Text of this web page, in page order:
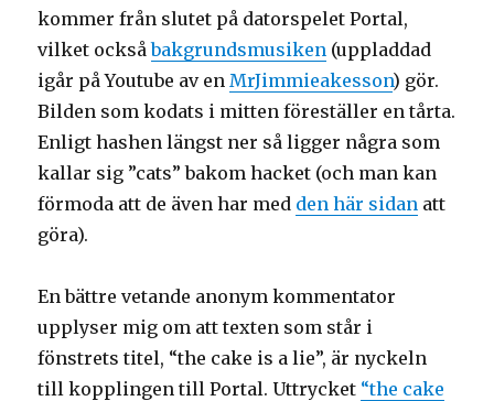
kommer från slutet på datorspelet Portal,
vilket ocksåbakgrundsmusiken (uppladdad
igår på Youtube av enMrJimmieakesson) gör.
Bilden som kodats i mitten föreställer en tårta.
Enligt hashen längst ner så ligger några som
kallar sig ”cats” bakom hacket (och man kan
förmoda att de även har med den här sidan att
göra).
En bättre vetande anonym kommentator
upplyser mig om att texten som står i
fönstrets titel, “the cake is a lie”, är nyckeln
till kopplingen till Portal. Uttrycket “the cake